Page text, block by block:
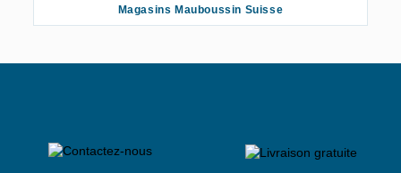
Magasins Mauboussin Suisse